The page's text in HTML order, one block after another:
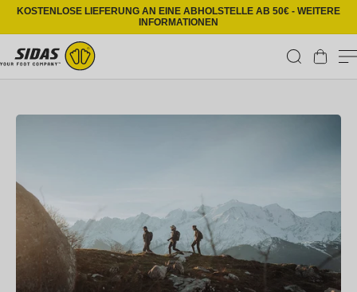
Direkt zum Inhalt
KOSTENLOSE LIEFERUNG AN EINE ABHOLSTELLE AB 50€ - WEITERE
INFORMATIONEN
Warenkorb